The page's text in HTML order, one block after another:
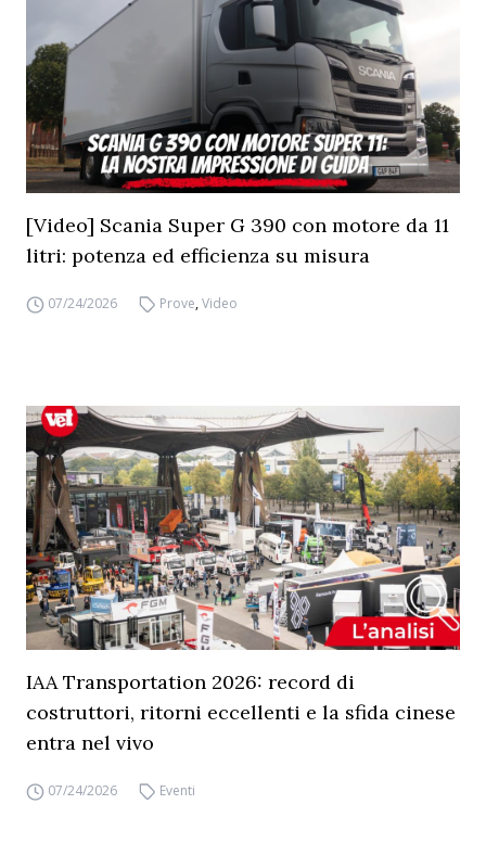
[Video] Scania Super G 390 con motore da 11
litri: potenza ed efficienza su misura
07/24/2026 Prove,Video
IAA Transportation 2026: record di
costruttori, ritorni eccellenti e la sfida cinese
entra nel vivo
07/24/2026 Eventi